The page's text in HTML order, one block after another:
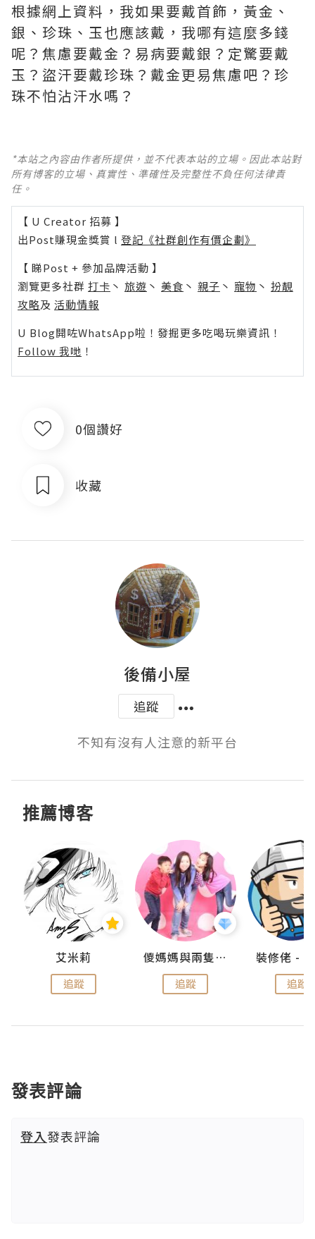
根據網上資料，我如果要戴首飾，黃金、
銀、珍珠、玉也應該戴，我哪有這麼多錢
呢？焦慮要戴金？易病要戴銀？定驚要戴
玉？盜汗要戴珍珠？戴金更易焦慮吧？珍
珠不怕沾汗水嗎？ ​​​
*本站之內容由作者所提供，並不代表本站的立場。因此本站對
所有博客的立場、真實性、準確性及完整性不負任何法律責
任。
【 U Creator 招募 】
出Post賺現金獎賞 l 登記《社群創作有價企劃》
【 睇Post + 參加品牌活動 】
瀏覽更多社群 打卡 丶 旅遊 丶 美食 丶 親子 丶 寵物 丶 扮靚
攻略及 活動情報
U Blog開咗WhatsApp啦！發掘更多吃喝玩樂資訊！
Follow 我哋 ！
0個讚好
收藏
後備小屋
追蹤
不知有沒有人注意的新平台
推薦博客
艾米莉
追蹤
儍媽媽與兩隻小魔怪之家
追蹤 追蹤
發表評論
登入發表評論